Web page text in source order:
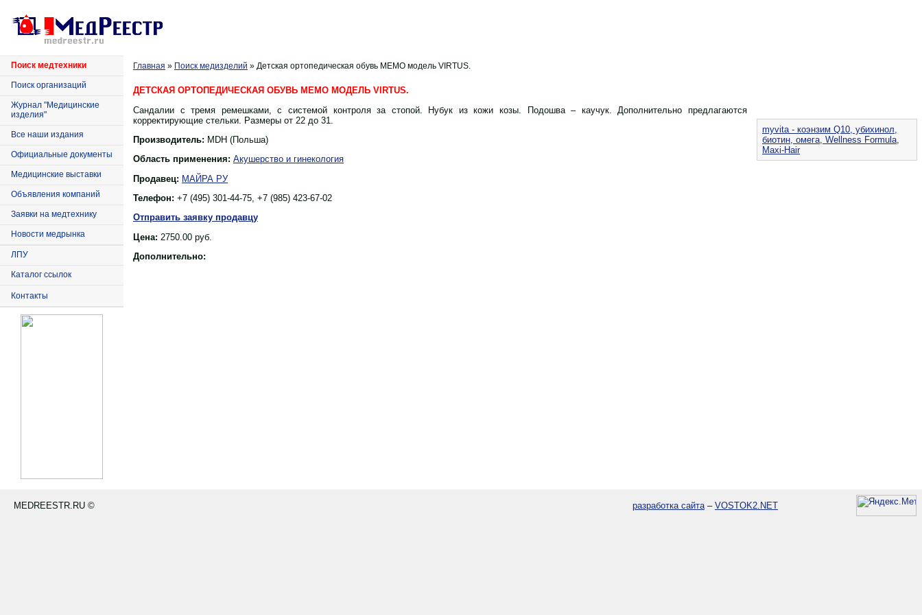
Поиск медтехники
Поиск организаций
Журнал "Медицинские
изделия"
Все наши издания
Официальные документы
Медицинские выставки
Объявления компаний
Заявки на медтехнику
Новости медрынка
ЛПУ
Каталог ссылок
Контакты
Главная » Поиск медизделий » Детская ортопедическая обувь MEMO модель VIRTUS.
ДЕТСКАЯ ОРТОПЕДИЧЕСКАЯ ОБУВЬ MEMO МОДЕЛЬ VIRTUS.
Сандалии с тремя ремешками, с системой контроля за стопой. Нубук из кожи козы. Подошва – каучук. Дополнительно предлагаются
корректирующие стельки. Размеры от 22 до 31.
Производитель: MDH (Польша)
Область применения: Акушерство и гинекология
Продавец: МАЙРА РУ
Телефон: +7 (495) 301-44-75, +7 (985) 423-67-02
Отправить заявку продавцу
Цена: 2750.00 руб.
Дополнительно:
myvita - коэнзим Q10, убихинол,
биотин, омега, Wellness Formula,
Maxi-Hair
MEDREESTR.RU © разработка сайта– VOSTOK2.NET